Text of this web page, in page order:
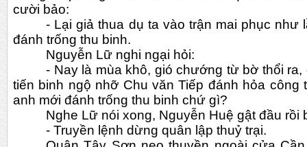
cười bảo:
- Lại giả thua dụ ta vào trận mai phục như
đánh trống thu binh.
Nguyễn Lữ nghi ngại hỏi:
- Nay là mùa khô, gió chướng từ bờ thổi
tiến binh ngộ nhỡ Chu văn Tiếp đánh hỏa công
anh mới đánh trống thu binh chứ gì?
Nghe Lữ nói xong, Nguyễn Huệ gật đầu rồi
- Truyền lệnh dừng quân lập thuỷ trại.